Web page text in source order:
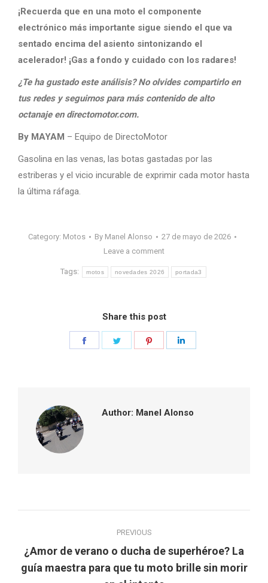
¡Recuerda que en una moto el componente
electrónico más importante sigue siendo el que va
sentado encima del asiento sintonizando el
acelerador! ¡Gas a fondo y cuidado con los radares!
¿Te ha gustado este análisis? No olvides compartirlo en
tus redes y seguirnos para más contenido de alto
octanaje en directomotor.com.
By MAYAM – Equipo de DirectoMotor
Gasolina en las venas, las botas gastadas por las
estriberas y el vicio incurable de exprimir cada motor hasta
la última ráfaga.
Category: Motos By Manel Alonso
27 de mayo de 2026
Leave a comment
Tags: motos novedades 2026 portada3
Share this post
Author: Manel Alonso
navigation
PREVIOUS
Previous
¿Amor de verano o ducha de superhéroe? La
guía maestra para que tu moto brille sin morir